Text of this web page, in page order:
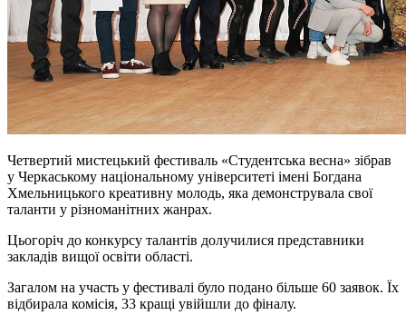
Четвертий мистецький фестиваль «Студентська весна» зібрав
у Черкаському національному університеті імені Богдана
Хмельницького креативну молодь, яка демонструвала свої
таланти у різноманітних жанрах.
Цьогоріч до конкурсу талантів долучилися представники
закладів вищої освіти області.
Загалом на участь у фестивалі було подано більше 60 заявок. Їх
відбирала комісія, 33 кращі увійшли до фіналу.